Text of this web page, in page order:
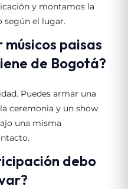
y montamos la
según el lugar.
paisas
de Bogotá?
Puedes armar una
ceremonia y un show
una misma
debo